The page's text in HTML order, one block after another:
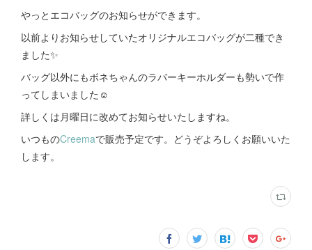
やっとエコバッグのお知らせができます。
以前よりお知らせしていたオリジナルエコバッグが二種でき
ました✨
バッグ以外にもボネちゃんのラバーキーホルダーも勢いで作
ってしまいました☺️
詳しくは月曜日に改めてお知らせいたしますね。
いつものCreemaで販売予定です。どうぞよろしくお願いいた
します。